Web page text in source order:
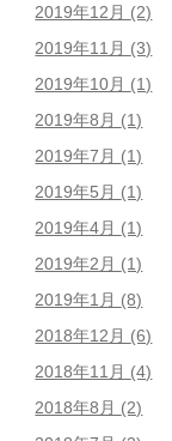
2019年12月 (2)
2019年11月 (3)
2019年10月 (1)
2019年8月 (1)
2019年7月 (1)
2019年5月 (1)
2019年4月 (1)
2019年2月 (1)
2019年1月 (8)
2018年12月 (6)
2018年11月 (4)
2018年8月 (2)